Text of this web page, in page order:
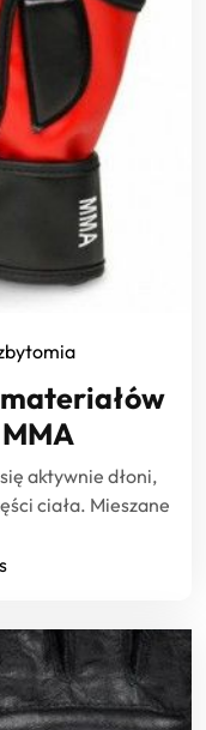
aktywnie dłoni,
ciała. Mieszane